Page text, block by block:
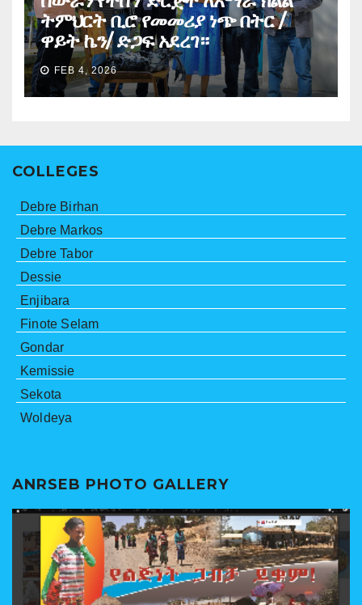
ትምህርት ቢሮ የመመሪያ ነጭ በትር /
ዋይት ኬን/ ድጋፍ አደረገ።
FEB 4, 2026
COLLEGES
Debre Birhan
Debre Markos
Debre Tabor
Dessie
Enjibara
Finote Selam
Gondar
Kemissie
Sekota
Woldeya
ANRSEB PHOTO GALLERY